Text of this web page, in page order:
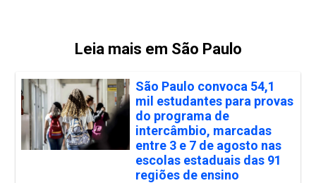
Leia mais em São Paulo
São Paulo convoca 54,1
mil estudantes para provas
do programa de
intercâmbio, marcadas
entre 3 e 7 de agosto nas
escolas estaduais das 91
regiões de ensino